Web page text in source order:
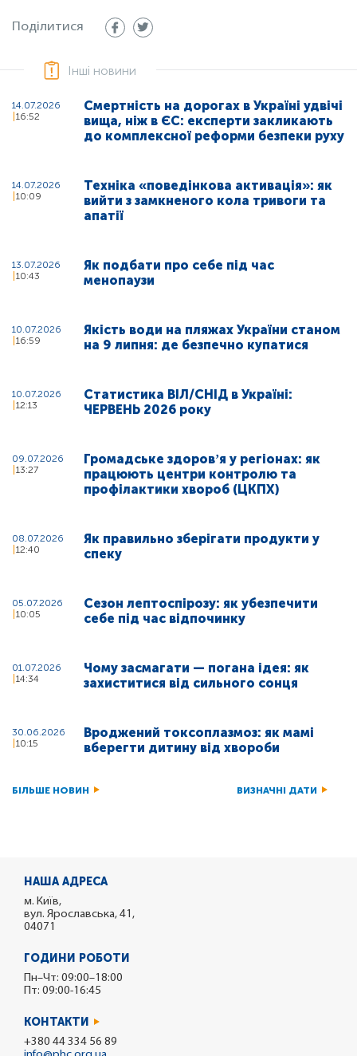
Поділитися
Інші новини
14.07.2026
16:52
Смертність на дорогах в Україні удвічі
вища, ніж в ЄС: експерти закликають
до комплексної реформи безпеки руху
14.07.2026
10:09
Техніка «поведінкова активація»: як
вийти з замкненого кола тривоги та
апатії
13.07.2026
10:43
Як подбати про себе під час
менопаузи
10.07.2026
16:59
Якість води на пляжах України станом
на 9 липня: де безпечно купатися
10.07.2026
12:13
Статистика ВІЛ/СНІД в Україні:
ЧЕРВЕНЬ 2026 року
09.07.2026
13:27
Громадське здоровʼя у регіонах: як
працюють центри контролю та
профілактики хвороб (ЦКПХ)
08.07.2026
12:40
Як правильно зберігати продукти у
спеку
05.07.2026
10:05
Сезон лептоспірозу: як убезпечити
себе під час відпочинку
01.07.2026
14:34
Чому засмагати — погана ідея: як
захиститися від сильного сонця
30.06.2026
10:15
Вроджений токсоплазмоз: як мамі
вберегти дитину від хвороби
БІЛЬШЕ НОВИН ВИЗНАЧНІ ДАТИ
НАША АДРЕСА
м. Київ,
вул. Ярославська, 41,
04071
ГОДИНИ РОБОТИ
Пн–Чт: 09:00–18:00
Пт: 09:00-16:45
КОНТАКТИ
+380 44 334 56 89